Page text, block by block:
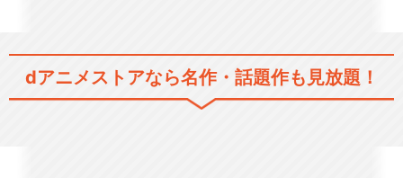
dアニメストアなら名作・話題作も見放題！